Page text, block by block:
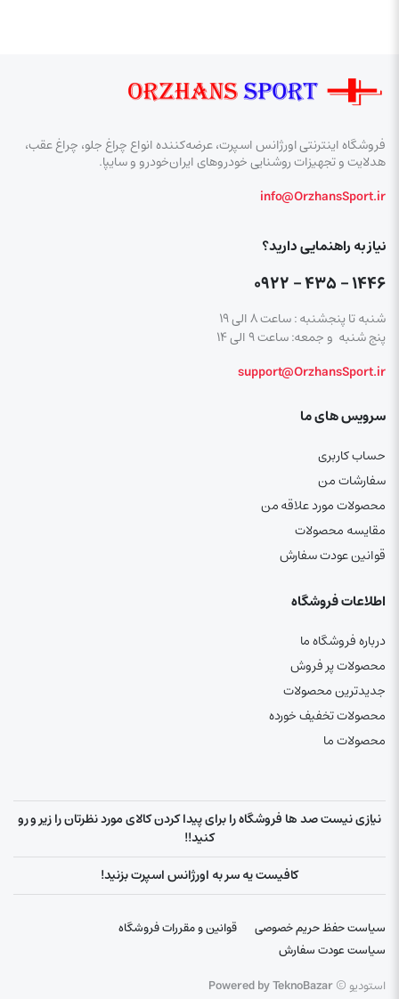
فروشگاه اینترنتی اورژانس اسپرت، عرضه‌کننده انواع چراغ جلو، چراغ عقب،
هدلایت و تجهیزات روشنایی خودروهای ایران‌خودرو و سایپا.
info@OrzhansSport.ir
نیاز به راهنمایی دارید؟
۱۴۴۶ – ۴۳۵ – ۰۹۲۲
شنبه تا پنجشنبه : ساعت ۸ الی ۱۹
پنج شنبه و جمعه: ساعت ۹ الی ۱۴
support@OrzhansSport.ir
سرویس های ما
حساب کاربری
سفارشات من
محصولات مورد علاقه من
مقایسه محصولات
قوانین عودت سفارش
اطلاعات فروشگاه
درباره فروشگاه ما
محصولات پر فروش
جدیدترین محصولات
محصولات تخفیف خورده
محصولات ما
نیازی نیست صد ها فروشگاه را برای پیدا کردن کالای مورد نظرتان را زیر و رو
کنید!!
کافیست یه سر به اورژانس اسپرت بزنید!
سیاست حفظ حریم خصوصی
قوانین و مقررات فروشگاه
سیاست عودت سفارش
استودیو ©Powered by TeknoBazar